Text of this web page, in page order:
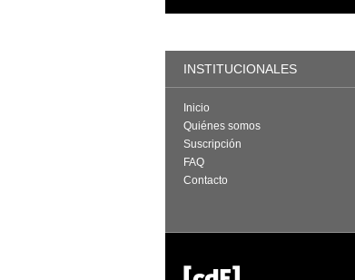
INSTITUCIONALES
Inicio
Quiénes somos
Suscripción
FAQ
Contacto